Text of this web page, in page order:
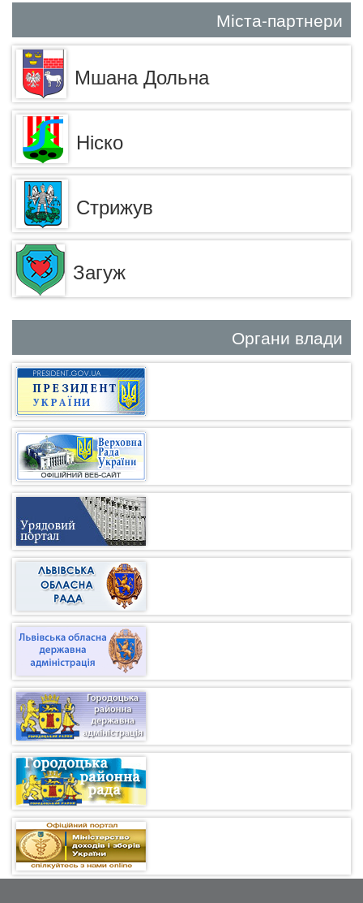
Міста-партнери
Мшана Дольна
Ніско
Стрижув
Загуж
Органи влади